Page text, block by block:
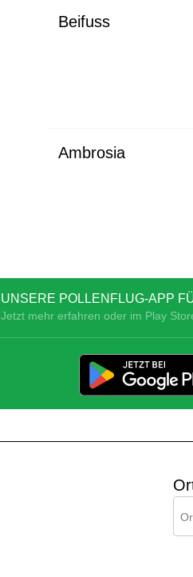
Beifuss
Ambrosia
UNSERE POLLENFLUG-APP
Jetzt mehr erfahren oder im Play